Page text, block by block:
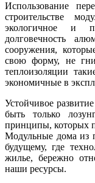
Использование
строительстве
экологичное и
долговечность
сооружения,
свою форму, не
теплоизоляции
экономичные в
Устойчивое
быть только
принципы, которых
Модульные дома из
будущему, где
жилье, бережно
наши ресурсы.